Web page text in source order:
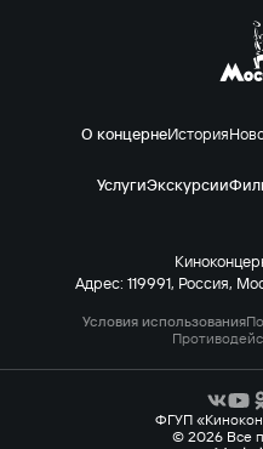
О концернеИстория
УслугиЭкскурсии
Адрес: 119991, Россия,
Условия использования
ФГУП
© 2026 Все